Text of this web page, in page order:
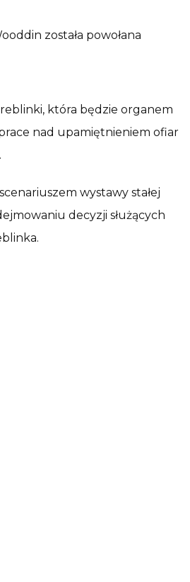
została powołana
która będzie organem
nad upamiętnieniem ofiar
wystawy stałej
decyzji służących